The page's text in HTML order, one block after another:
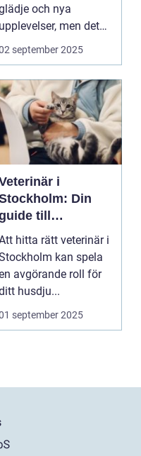
och nya
upplevelser, men det
st&aum...
september 2025
i
Din
till
djursjukvård i
huvudstaden
hitta rätt veterinär i
kan spela
avgörande roll för
husdju...
september 2025